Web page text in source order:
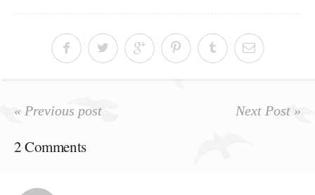
« Previous post Next Post »
2 Comments